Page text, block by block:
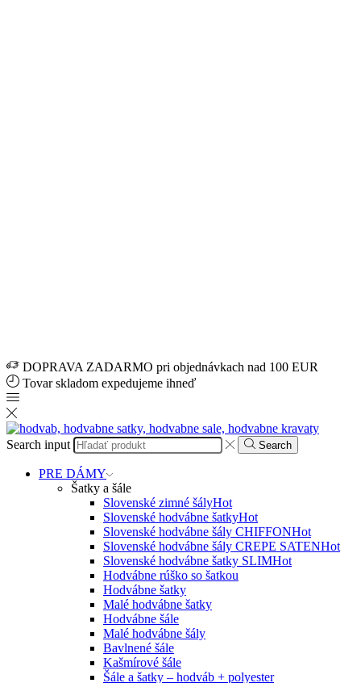
DOPRAVA ZADARMO pri objednávkach nad 100 EUR
Tovar skladom expedujeme ihneď
Search input Search
PRE DÁMY
Šatky a šále
Slovenské zimné šályHot
Slovenské hodvábne šatkyHot
Slovenské hodvábne šály CHIFFONHot
Slovenské hodvábne šály CREPE SATENHot
Slovenské hodvábne šatky SLIMHot
Hodvábne rúško so šatkou
Hodvábne šatky
Malé hodvábne šatky
Hodvábne šále
Malé hodvábne šály
Bavlnené šále
Kašmírové šále
Šále a šatky – hodváb + polyester